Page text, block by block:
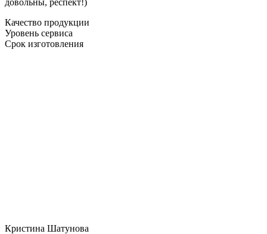
Качество продукции
Уровень сервиса
Срок изготовления
Кристина Шатунова